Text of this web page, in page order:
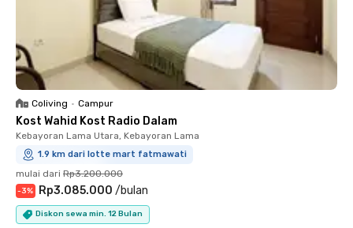
Coliving • Campur
Kost Wahid Kost Radio Dalam
Kebayoran Lama Utara, Kebayoran Lama
1.9 km dari lotte mart fatmawati
mulai dari Rp3.200.000
-3% Rp3.085.000 /bulan
Diskon sewa min. 12 Bulan